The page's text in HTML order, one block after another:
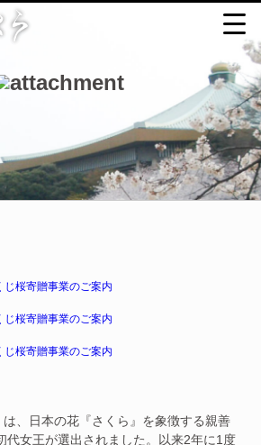
じ桜寄贈事業のご案内
じ桜寄贈事業のご案内
じ桜寄贈事業のご案内
は、日本の花『さくら』を象徴する親善
代女王が選出されました。以来2年に1度